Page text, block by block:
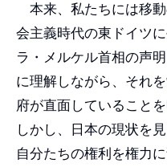
本来、私たちには移
会主義時代の東ドイツ
ラ・メルケル首相の声明
に理解しながら、それ
府が直面していること
しかし、日本の現状を
自分たちの権利を権力